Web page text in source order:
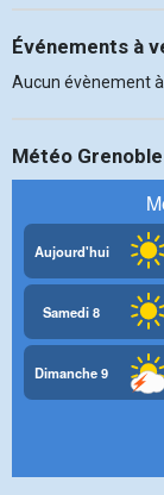
Événements à
Aucun évènement
Météo Grenoble